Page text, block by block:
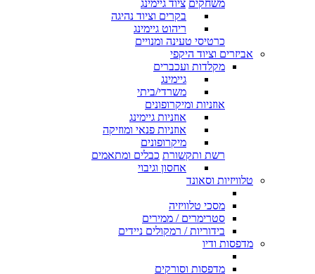
משחקים ציוד גיימינג
בקרים וציוד נהיגה
ריהוט גיימינג
כרטיסי טעינה ומנויים
אביזרים וציוד היקפי
מקלדות ועכברים
גיימינג
משרדי/ביתי
אוזניות ומיקרופונים
אוזניות גיימינג
אוזניות פנאי ומוזיקה
מיקרופונים
רשת ותקשורת כבלים ומתאמים
אחסון וגיבוי
טלוויזיות וסאונד
מסכי טלוויזיה
סטרימרים / ממירים
בידוריות / רמקולים ניידים
מדפסות ודיו
מדפסות וסורקים